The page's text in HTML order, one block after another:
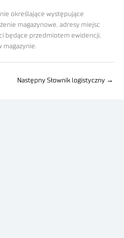
określające występujące
magazynowe, adresy miejsc
będące przedmiotem ewidencji,
magazynie.
Następny Słownik logistyczny →